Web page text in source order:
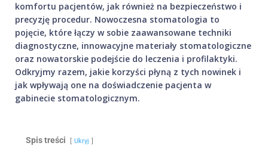
komfortu pacjentów, jak również na bezpieczeństwo i
precyzję procedur. Nowoczesna stomatologia to
pojęcie, które łączy w sobie zaawansowane techniki
diagnostyczne, innowacyjne materiały stomatologiczne
oraz nowatorskie podejście do leczenia i profilaktyki.
Odkryjmy razem, jakie korzyści płyną z tych nowinek i
jak wpływają one na doświadczenie pacjenta w
gabinecie stomatologicznym.
Spis treści Ukryj